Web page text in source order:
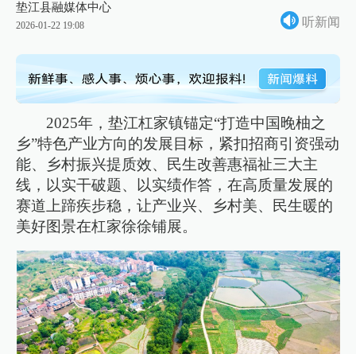
垫江县融媒体中心
2026-01-22 19:08 听新闻
2025年，垫江杠家镇锚定“打造中国晚柚之
乡”特色产业方向的发展目标，紧扣招商引资强动
能、乡村振兴提质效、民生改善惠福祉三大主
线，以实干破题、以实绩作答，在高质量发展的
赛道上蹄疾步稳，让产业兴、乡村美、民生暖的
美好图景在杠家徐徐铺展。